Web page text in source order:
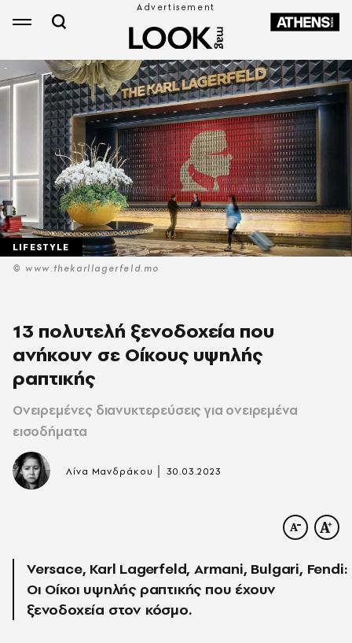
© www.thekarllagerfeld.mo
LIFESTYLE
13 πολυτελή ξενοδοχεία που
ανήκουν σε Οίκους υψηλής
ραπτικής
Ονειρεμένες διανυκτερεύσεις για ονειρεμένα
εισοδήματα
Λίνα Μανδράκου 30.03.2023
Versace, Karl Lagerfeld, Armani, Bulgari, Fendi:
Οι Οίκοι υψηλής ραπτικής που έχουν
ξενοδοχεία στον κόσμο.